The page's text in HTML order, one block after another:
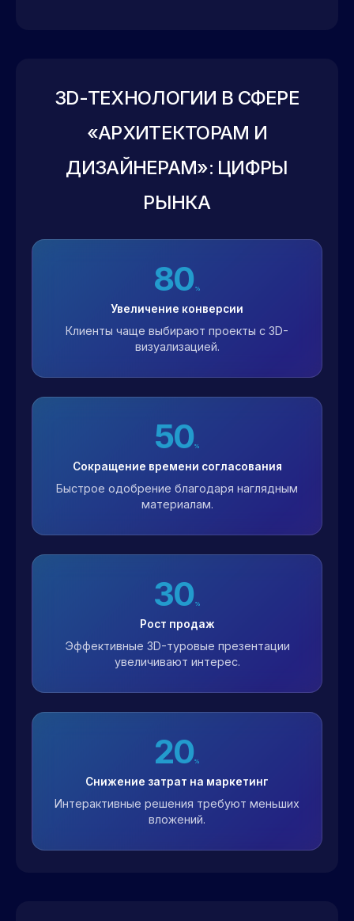
3D-ТЕХНОЛОГИИ В СФЕРЕ
«АРХИТЕКТОРАМ И
ДИЗАЙНЕРАМ»: ЦИФРЫ
РЫНКА
80%
Увеличение конверсии
Клиенты чаще выбирают проекты с 3D-
визуализацией.
50%
Сокращение времени согласования
Быстрое одобрение благодаря наглядным
материалам.
30%
Рост продаж
Эффективные 3D-туровые презентации
увеличивают интерес.
20%
Снижение затрат на маркетинг
Интерактивные решения требуют меньших
вложений.